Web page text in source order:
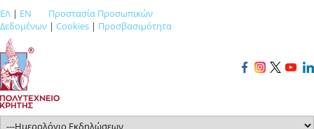
ΕΛ | EN
Προστασία Προσωπικών
Δεδομένων | Cookies | Προσβασιμότητα